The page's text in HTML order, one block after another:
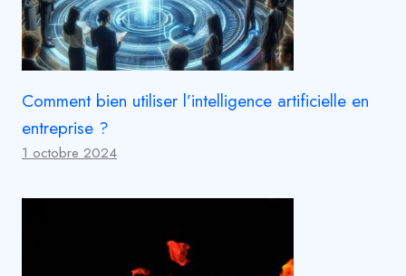
Comment bien utiliser l’intelligence artificielle en
entreprise ?
1 octobre 2024